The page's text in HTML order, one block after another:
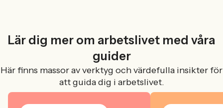
Lär dig mer om arbetslivet med våra
guider
Här finns massor av verktyg och värdefulla insikter för
att guida dig i arbetslivet.